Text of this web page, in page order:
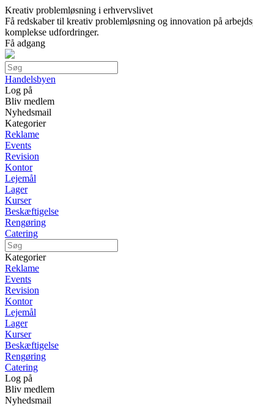
Kreativ problemløsning i erhvervslivet
Få redskaber til kreativ problemløsning og innovation på
komplekse udfordringer.
Få adgang
Handelsbyen
Log på
Bliv medlem
Nyhedsmail
Kategorier
Reklame
Events
Revision
Kontor
Lejemål
Lager
Kurser
Beskæftigelse
Rengøring
Catering
Kategorier
Reklame
Events
Revision
Kontor
Lejemål
Lager
Kurser
Beskæftigelse
Rengøring
Catering
Log på
Bliv medlem
Nyhedsmail